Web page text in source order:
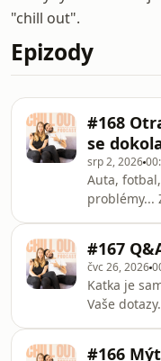
"chill out".
Epizody
#168
se
srp 2, 2026
Auta,
problémy...
jsme se
vztahový
dvou.
zkušenostmi... Na co už
kapacitu?
pro Katku
#167
čvc 26, 2026
Katka je
Vaše
#166